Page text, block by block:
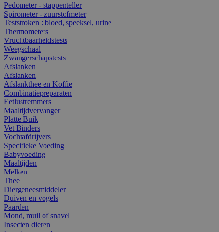
Pedometer - stappenteller
Spirometer - zuurstofmeter
Teststroken : bloed, speeksel, urine
Thermometers
Vruchtbaarheidstests
Weegschaal
Zwangerschapstests
Afslanken
Afslanken
Afslankthee en Koffie
Combinatiepreparaten
Eetlustremmers
Maaltijdvervanger
Platte Buik
Vet Binders
Vochtafdrijvers
Specifieke Voeding
Babyvoeding
Maaltijden
Melken
Thee
Diergeneesmiddelen
Duiven en vogels
Paarden
Mond, muil of snavel
Insecten dieren